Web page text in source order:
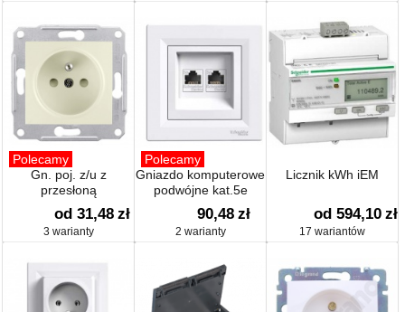
Polecamy
Gn. poj. z/u z
przesłoną
od 31,48 zł
3 warianty
Polecamy
Gniazdo komputerowe
podwójne kat.5e
90,48 zł
2 warianty
Licznik kWh iEM
od 594,10 zł
17 wariantów